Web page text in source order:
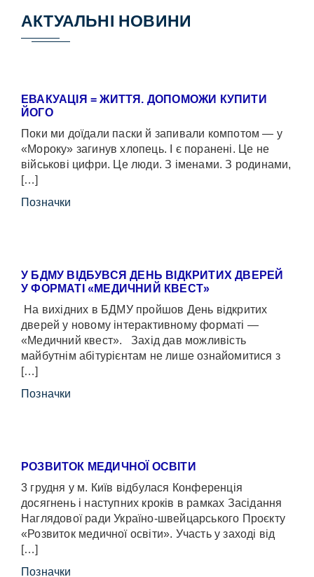
АКТУАЛЬНІ НОВИНИ
ЕВАКУАЦІЯ = ЖИТТЯ. ДОПОМОЖИ КУПИТИ
ЙОГО
Поки ми доїдали паски й запивали компотом — у
«Мороку» загинув хлопець. І є поранені. Це не
військові цифри. Це люди. З іменами. З родинами,
[…]
Позначки
У БДМУ ВІДБУВСЯ ДЕНЬ ВІДКРИТИХ ДВЕРЕЙ
У ФОРМАТІ «МЕДИЧНИЙ КВЕСТ»
На вихідних в БДМУ пройшов День відкритих
дверей у новому інтерактивному форматі —
«Медичний квест». Захід дав можливість
майбутнім абітурієнтам не лише ознайомитися з
[…]
Позначки
РОЗВИТОК МЕДИЧНОЇ ОСВІТИ
3 грудня у м. Київ відбулася Конференція
досягнень і наступних кроків в рамках Засідання
Наглядової ради Україно-швейцарського Проєкту
«Розвиток медичної освіти». Участь у заході від
[…]
Позначки